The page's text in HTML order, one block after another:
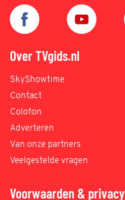
Over TVgids.nl
SkyShowtime
Contact
Colofon
Adverteren
Van onze partners
Veelgestelde vragen
Voorwaarden & privacy